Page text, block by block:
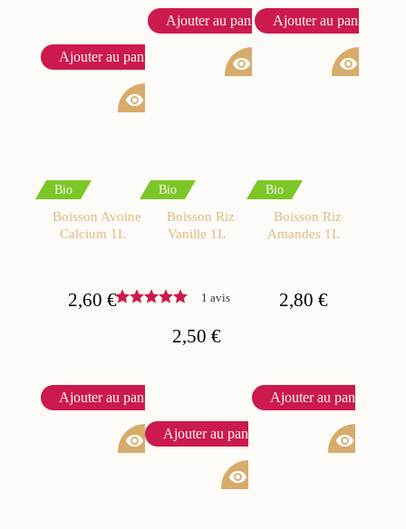
Ajouter au panier
visibility
Ajouter au panier
visibility
Ajouter au panier
visibility
Bio
Boisson Avoine
Calcium 1L
2,60 €
Ajouter au panier
visibility
Bio
Boisson Riz
Vanille 1L
1 avis
2,50 €
Ajouter au panier
visibility
Bio
Boisson Riz
Amandes 1L
2,80 €
Ajouter au panier
visibility